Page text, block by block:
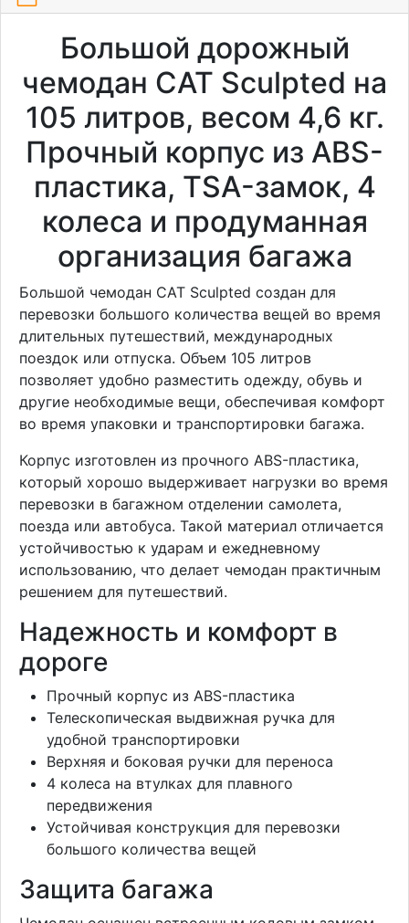
Большой дорожный
чемодан CAT Sculpted на
105 литров, весом 4,6 кг.
Прочный корпус из ABS-
пластика, TSA-замок, 4
колеса и продуманная
организация багажа
Большой чемодан CAT Sculpted создан для
перевозки большого количества вещей во время
длительных путешествий, международных
поездок или отпуска. Объем 105 литров
позволяет удобно разместить одежду, обувь и
другие необходимые вещи, обеспечивая комфорт
во время упаковки и транспортировки багажа.
Корпус изготовлен из прочного ABS-пластика,
который хорошо выдерживает нагрузки во время
перевозки в багажном отделении самолета,
поезда или автобуса. Такой материал отличается
устойчивостью к ударам и ежедневному
использованию, что делает чемодан практичным
решением для путешествий.
Надежность и комфорт в
дороге
Прочный корпус из ABS-пластика
Телескопическая выдвижная ручка для
удобной транспортировки
Верхняя и боковая ручки для переноса
4 колеса на втулках для плавного
передвижения
Устойчивая конструкция для перевозки
большого количества вещей
Защита багажа